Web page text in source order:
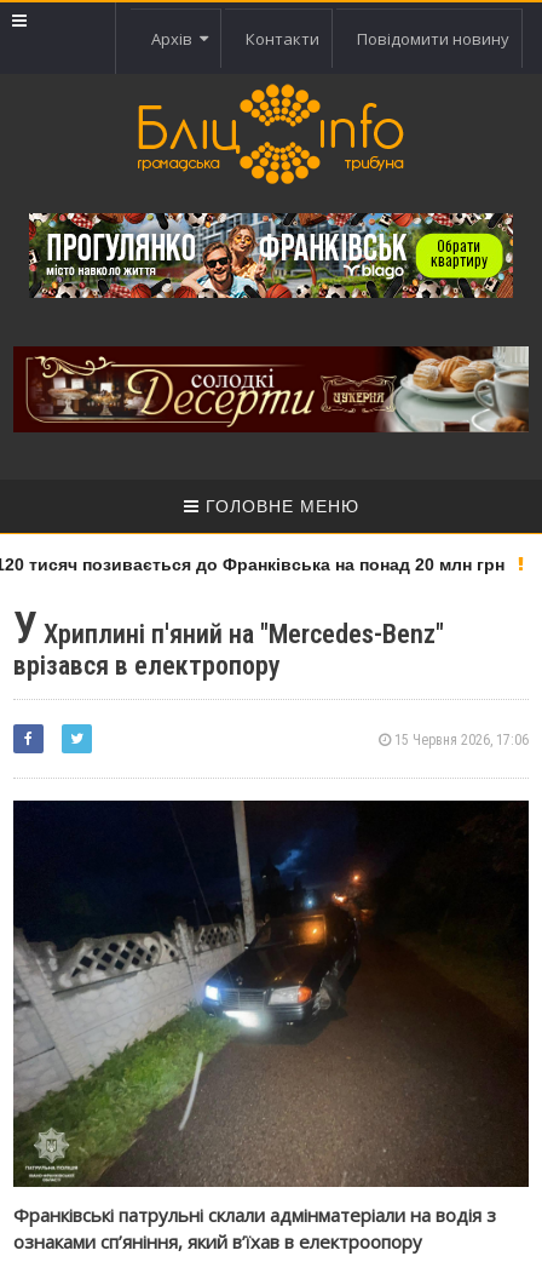
Архів Контакти Повідомити новину
ГОЛОВНЕ МЕНЮ
позивається до Франківська на понад 20 млн грн
У Хриплині п'яний на "Mercedes-Benz"
врізався в електропору
15 Червня 2026, 17:06
Франківські патрульні склали адмінматеріали на водія з
ознаками сп’яніння, який в’їхав в електроопору